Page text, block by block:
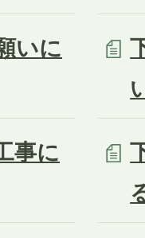
いに
事に